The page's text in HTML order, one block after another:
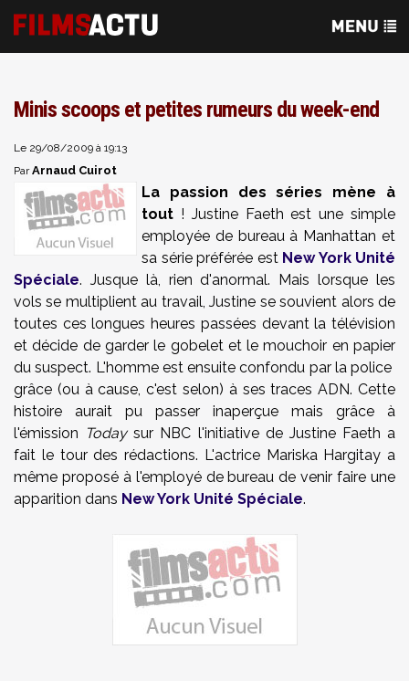
Minis scoops et petites rumeurs du week-end
Le 29/08/2009 à 19:13
ParArnaud Cuirot
La passion des séries mène à
tout ! Justine Faeth est une simple
employée de bureau à Manhattan et
sa série préférée est New York Unité
Spéciale. Jusque là, rien d'anormal. Mais lorsque les
vols se multiplient au travail, Justine se souvient alors de
toutes ces longues heures passées devant la télévision
et décide de garder le gobelet et le mouchoir en papier
du suspect. L'homme est ensuite confondu par la police
grâce (ou à cause, c'est selon) à ses traces ADN. Cette
histoire aurait pu passer inaperçue mais grâce à
l'émission Todaysur NBC l'initiative de Justine Faeth a
fait le tour des rédactions. L'actrice Mariska Hargitay a
même proposé à l'employé de bureau de venir faire une
apparition dans New York Unité Spéciale.